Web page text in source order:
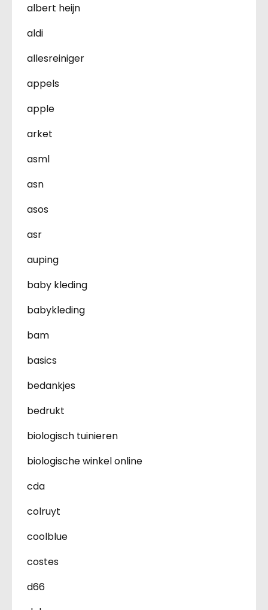
albert heijn
aldi
allesreiniger
appels
apple
arket
asml
asn
asos
asr
auping
baby kleding
babykleding
bam
basics
bedankjes
bedrukt
biologisch tuinieren
biologische winkel online
cda
colruyt
coolblue
costes
d66